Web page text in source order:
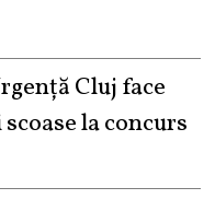
Cluj face
la concurs